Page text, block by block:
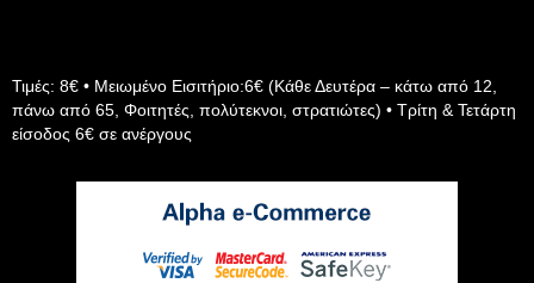
Τιμές: 8€ • Μειωμένο Εισιτήριο:6€ (Κάθε Δευτέρα – κάτω από 12,
πάνω από 65, Φοιτητές, πολύτεκνοι, στρατιώτες) • Τρίτη & Τετάρτη
είσοδος 6€ σε ανέργους